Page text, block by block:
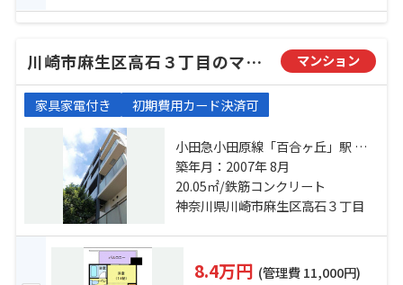
川崎市麻生区高石３丁目のマンション マンション
家具家電付き 初期費用カード決済可
小田急小田原線「百合ヶ丘」駅 徒
歩6分 小田急小田原線「読売ランド
前」駅 徒歩11分 小田急小田原線
「新百合ヶ丘」駅 徒歩19分
築年月：2007年 8月
20.05㎡/鉄筋コンクリート
神奈川県川崎市麻生区高石３丁目
8.4万円 (管理費 11,000円)